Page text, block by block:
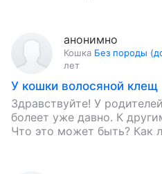
анонимно
Кошка Без породы
лет
У кошки волосяной клещ
Здравствуйте! У
болеет уже давно. К
Что это может быть? Как